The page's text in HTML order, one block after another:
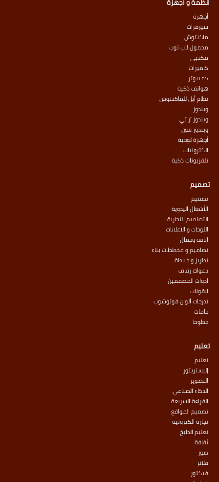
أجهزة
سيرفرات
ماكنتوش
محمول لاب توب
مكتبي
كاميرات
كمبيوتر
هواتف ذكية
نظام أبل للماكنتوش
ويندوز
ويندوز آر تي
ويندوز فون
أجهزة لوحية
الكترونيات
تلفزيونات ذكية
تصميم
تصميم
الأشغال اليدوية
التصاميم التجارية
اللوحات و الاعلانات
اناقة وجمال
تصاميم و مخططات بناء
تطريز و خياطة
دعوات زفاف
ادوات المصممين
ايقونات
تدرجات ألوان فوتوشوب
خامات
خطوط
تعليم
تعليم
إليستريتور
التصوير
الذكاء الصناعي
القراءة السريعة
تصميم المواقع
تجارة الكترونية
تعليم الطبخ
ثقافة
صور
فلاتر
فيكتور